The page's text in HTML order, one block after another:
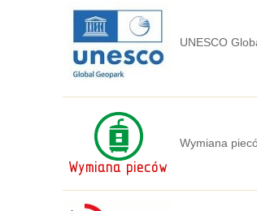
UNESCO
Wymiana